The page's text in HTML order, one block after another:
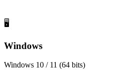
🖥️
Windows
Windows 10 / 11 (64 bits)